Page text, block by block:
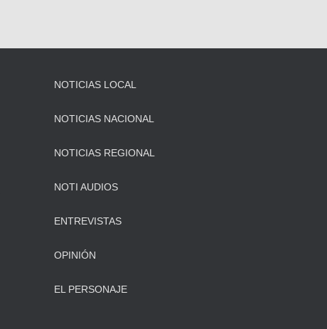
NOTICIAS LOCAL
NOTICIAS NACIONAL
NOTICIAS REGIONAL
NOTI AUDIOS
ENTREVISTAS
OPINIÓN
EL PERSONAJE